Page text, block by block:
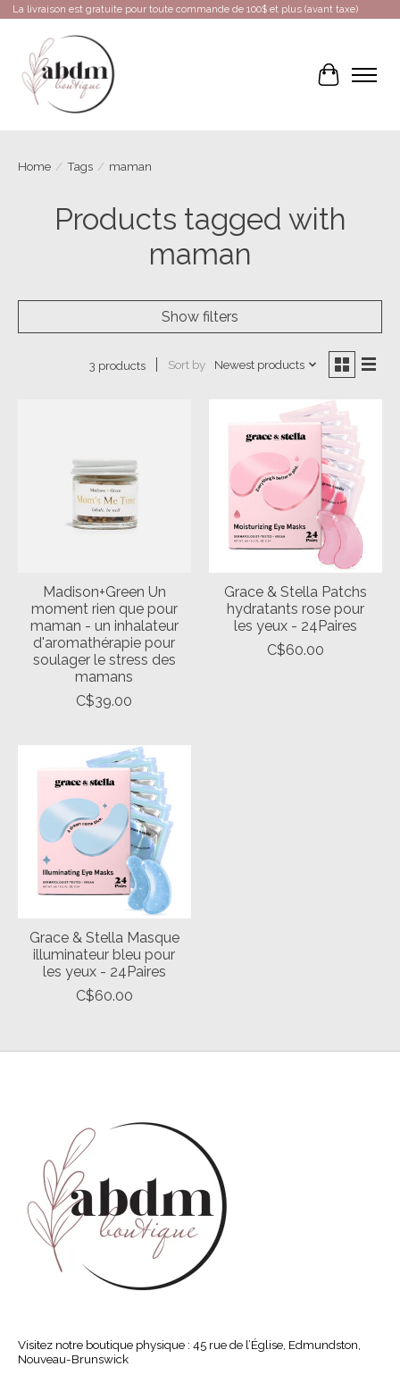
La livraison est gratuite pour toute commande de 100$ et plus (avant taxe)
Cart
Home / Tags / maman
Products tagged with
maman
Show filters
3 products Sort by Newest products
Madison+Green Un
moment rien que pour
maman - un inhalateur
d'aromathérapie pour
soulager le stress des
mamans
C$39.00
Grace & Stella Patchs
hydratants rose pour
les yeux - 24Paires
C$60.00
Grace & Stella Masque
illuminateur bleu pour
les yeux - 24Paires
C$60.00
Visitez notre boutique physique : 45 rue de l’Église, Edmundston,
Nouveau-Brunswick